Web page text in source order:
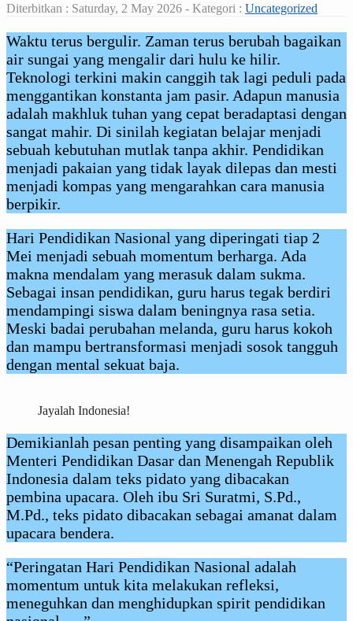
Diterbitkan : Saturday, 2 May 2026 - Kategori : Uncategorized
Waktu terus bergulir. Zaman terus berubah bagaikan
air sungai yang mengalir dari hulu ke hilir.
Teknologi terkini makin canggih tak lagi peduli pada
menggantikan konstanta jam pasir. Adapun manusia
adalah makhluk tuhan yang cepat beradaptasi dengan
sangat mahir. Di sinilah kegiatan belajar menjadi
sebuah kebutuhan mutlak tanpa akhir. Pendidikan
menjadi pakaian yang tidak layak dilepas dan mesti
menjadi kompas yang mengarahkan cara manusia
berpikir.
Hari Pendidikan Nasional yang diperingati tiap 2
Mei menjadi sebuah momentum berharga. Ada
makna mendalam yang merasuk dalam sukma.
Sebagai insan pendidikan, guru harus tegak berdiri
mendampingi siswa dalam beningnya rasa setia.
Meski badai perubahan melanda, guru harus kokoh
dan mampu bertransformasi menjadi sosok tangguh
dengan mental sekuat baja.
Jayalah Indonesia!
Demikianlah pesan penting yang disampaikan oleh
Menteri Pendidikan Dasar dan Menengah Republik
Indonesia dalam teks pidato yang dibacakan
pembina upacara. Oleh ibu Sri Suratmi, S.Pd.,
M.Pd., teks pidato dibacakan sebagai amanat dalam
upacara bendera.
“Peringatan Hari Pendidikan Nasional adalah
momentum untuk kita melakukan refleksi,
meneguhkan dan menghidupkan spirit pendidikan